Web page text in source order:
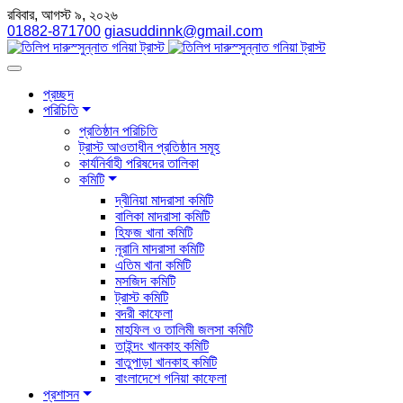
রবিবার, আগস্ট ৯, ২০২৬
01882-871700 giasuddinnk@gmail.com
প্রচ্ছদ
পরিচিতি
প্রতিষ্ঠান পরিচিতি
ট্রাস্ট আওতাধীন প্রতিষ্ঠান সমূহ
কার্যনির্বাহী পরিষদের তালিকা
কমিটি
দ্বীনিয়া মাদরাসা কমিটি
বালিকা মাদরাসা কমিটি
হিফজ খানা কমিটি
নূরানি মাদরাসা কমিটি
এতিম খানা কমিটি
মসজিদ কমিটি
ট্রাস্ট কমিটি
বদরী কাফেলা
মাহফিল ও তালিমী জলসা কমিটি
তাইন্দং খানকাহ কমিটি
বাতুপাড়া খানকাহ কমিটি
বাংলাদেশে গনিয়া কাফেলা
প্রশাসন